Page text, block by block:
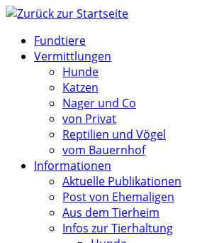
Zum
springenFundtiere
Vermittlungen
Hunde
Katzen
Nager und Co
von Privat
Reptilien und Vögel
vom Bauernhof
Informationen
Aktuelle Publikationen
Post von Ehemaligen
Aus dem Tierheim
Infos zur Tierhaltung